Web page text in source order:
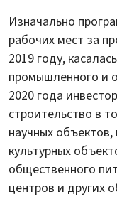
Изначально
рабочих мест за
2019 году,
промышленного и
2020 года
строительство в
научных
культурных
общественного
центров и других